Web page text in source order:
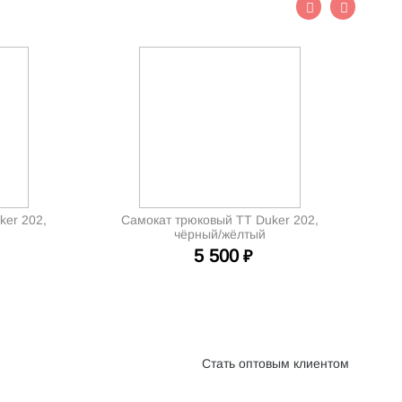
202,
Самокат трюковый TT Duker 202,
чёрный/жёлтый
5 500 ₽
Стать оптовым клиентом